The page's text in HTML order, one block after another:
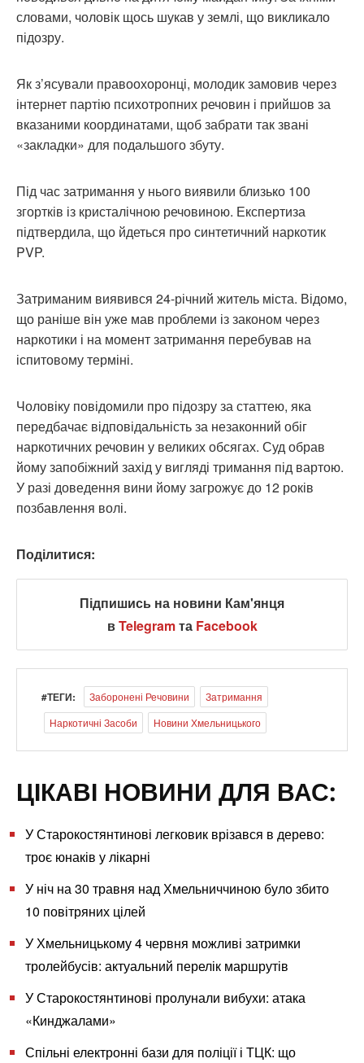
словами, чоловік щось шукав у землі, що викликало
підозру.
Як з’ясували правоохоронці, молодик замовив через
інтернет партію психотропних речовин і прийшов за
вказаними координатами, щоб забрати так звані
«закладки» для подальшого збуту.
Під час затримання у нього виявили близько 100
згортків із кристалічною речовиною. Експертиза
підтвердила, що йдеться про синтетичний наркотик
PVP.
Затриманим виявився 24-річний житель міста. Відомо,
що раніше він уже мав проблеми із законом через
наркотики і на момент затримання перебував на
іспитовому терміні.
Чоловіку повідомили про підозру за статтею, яка
передбачає відповідальність за незаконний обіг
наркотичних речовин у великих обсягах. Суд обрав
йому запобіжний захід у вигляді тримання під вартою.
У разі доведення вини йому загрожує до 12 років
позбавлення волі.
Поділитися:
Підпишись на новини Кам'янця
вTelegramта Facebook
#ТЕГИ: Заборонені Речовини
Затримання
Наркотичні Засоби
Новини Хмельницького
ЦІКАВІ НОВИНИ ДЛЯ ВАС:
У Старокостянтинові легковик врізався в дерево:
троє юнаків у лікарні
У ніч на 30 травня над Хмельниччиною було збито
10 повітряних цілей
У Хмельницькому 4 червня можливі затримки
тролейбусів: актуальний перелік маршрутів
У Старокостянтинові пролунали вибухи: атака
«Кинджалами»
Спільні електронні бази для поліції і ТЦК: що